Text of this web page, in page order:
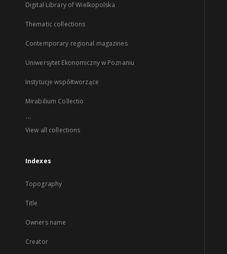
Digital Library of Wielkopolska
Thematic collections
Contemporary regional magazines
Uniwersytet Ekonomiczny w Poznaniu
Instytucje współtworzące
Mirabilium Collectio
...
View all collections
Indexes
Topography
Title
Owners name
Creator